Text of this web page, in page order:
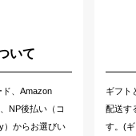
いて
ド、Amazon
NP後払い（コ
）からお選びい
ギフト
配送す
す。(